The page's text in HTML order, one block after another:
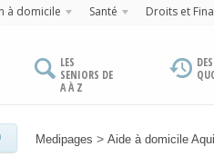
à domicile Santé Droits et
LES
SENIORS DE
A À Z
Medipages > Aide à domicile